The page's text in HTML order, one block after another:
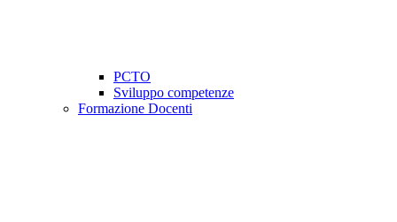
PCTO
Sviluppo competenze
Formazione Docenti